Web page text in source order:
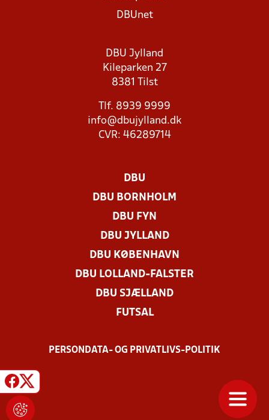
DBUnet
DBU Jylland
Kileparken 27
8381 Tilst
Tlf. 8939 9999
info@dbujylland.dk
CVR: 46289714
DBU
DBU BORNHOLM
DBU FYN
DBU JYLLAND
DBU KØBENHAVN
DBU LOLLAND-FALSTER
DBU SJÆLLAND
FUTSAL
PERSONDATA- OG PRIVATLIVS-POLITIK